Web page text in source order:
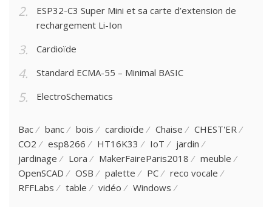
ESP32-C3 Super Mini et sa carte d’extension de
rechargement Li-Ion
Cardioïde
Standard ECMA-55 – Minimal BASIC
ElectroSchematics
Bac banc bois cardioïde Chaise
CHEST'ER
CO2
esp8266 HT16K33 IoT
jardin
jardinage
Lora MakerFaireParis2018
meuble
OpenSCAD
OSB palette PC
reco vocale
RFFLabs
table vidéo Windows